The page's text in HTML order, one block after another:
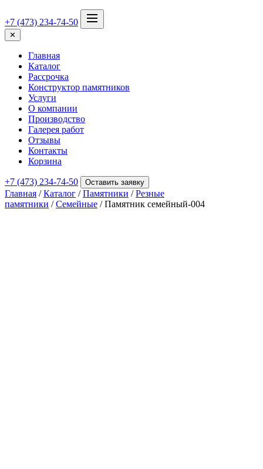
+7 (473) 234-74-50
✕
Главная
Каталог
Рассрочка
Конструктор памятников
Услуги
О компании
Производство
Галерея работ
Отзывы
Контакты
Корзина
+7 (473) 234-74-50 Оставить заявку
Главная /Каталог /Памятники /Резные
памятники /Семейные / Памятник семейный-004